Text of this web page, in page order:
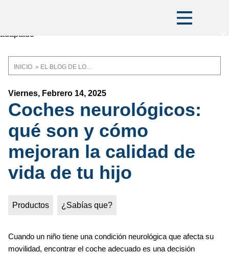
Ruta
de
navegación
INICIO
Viernes, Febrero 14, 2025
Coches neurológicos:
qué son y cómo
mejoran la calidad de
vida de tu hijo
Productos ¿Sabías que?
Cuando un niño tiene una condición neurológica que afecta su
movilidad, encontrar el coche adecuado es una decisión